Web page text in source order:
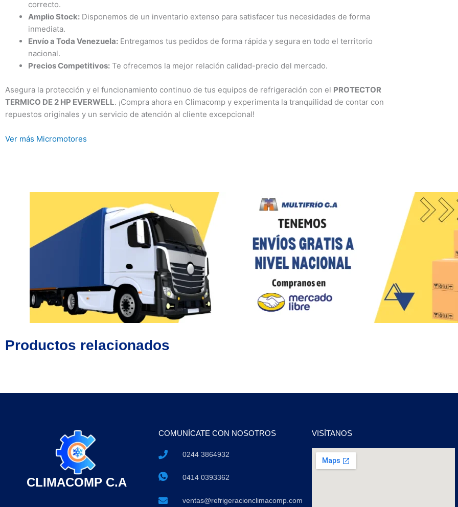
correcto.
Amplio Stock: Disponemos de un inventario extenso para satisfacer tus necesidades de forma
inmediata.
Envío a Toda Venezuela: Entregamos tus pedidos de forma rápida y segura en todo el territorio
nacional.
Precios Competitivos: Te ofrecemos la mejor relación calidad-precio del mercado.
Asegura la protección y el funcionamiento continuo de tus equipos de refrigeración con el PROTECTOR
TERMICO DE 2 HP EVERWELL. ¡Compra ahora en Climacomp y experimenta la tranquilidad de contar con
repuestos originales y un servicio de atención al cliente excepcional!
Ver más Micromotores
Productos relacionados
CLIMACOMP C.A
COMUNÍCATE CON NOSOTROS
0244 3864932
0414 0393362
ventas@refrigeracionclimacomp.com
VISÍTANOS